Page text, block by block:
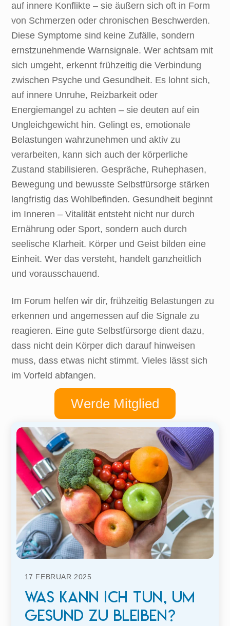
auf innere Konflikte – sie äußern sich oft in Form
von Schmerzen oder chronischen Beschwerden.
Diese Symptome sind keine Zufälle, sondern
ernstzunehmende Warnsignale. Wer achtsam mit
sich umgeht, erkennt frühzeitig die Verbindung
zwischen Psyche und Gesundheit. Es lohnt sich,
auf innere Unruhe, Reizbarkeit oder
Energiemangel zu achten – sie deuten auf ein
Ungleichgewicht hin. Gelingt es, emotionale
Belastungen wahrzunehmen und aktiv zu
verarbeiten, kann sich auch der körperliche
Zustand stabilisieren. Gespräche, Ruhephasen,
Bewegung und bewusste Selbstfürsorge stärken
langfristig das Wohlbefinden. Gesundheit beginnt
im Inneren – Vitalität entsteht nicht nur durch
Ernährung oder Sport, sondern auch durch
seelische Klarheit. Körper und Geist bilden eine
Einheit. Wer das versteht, handelt ganzheitlich
und vorausschauend.
Im Forum helfen wir dir, frühzeitig Belastungen zu
erkennen und angemessen auf die Signale zu
reagieren. Eine gute Selbstfürsorge dient dazu,
dass nicht dein Körper dich darauf hinweisen
muss, dass etwas nicht stimmt. Vieles lässt sich
im Vorfeld abfangen.
Werde Mitglied
17 FEBRUAR 2025
Was kann ich tun, um
gesund zu bleiben?